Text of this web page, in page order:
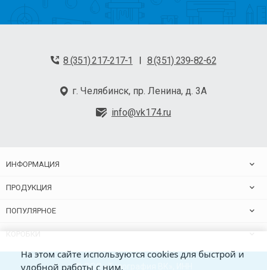
8 (351) 217-217-1 | 8 (351) 239-82-62
г. Челябинск, пр. Ленина, д. 3А
info@vk174.ru
ИНФОРМАЦИЯ
ПРОДУКЦИЯ
ПОПУЛЯРНОЕ
© ООО «Типография ВК», ИНН
На этом сайте используются cookies для быстрой и
удобной работы с ним.